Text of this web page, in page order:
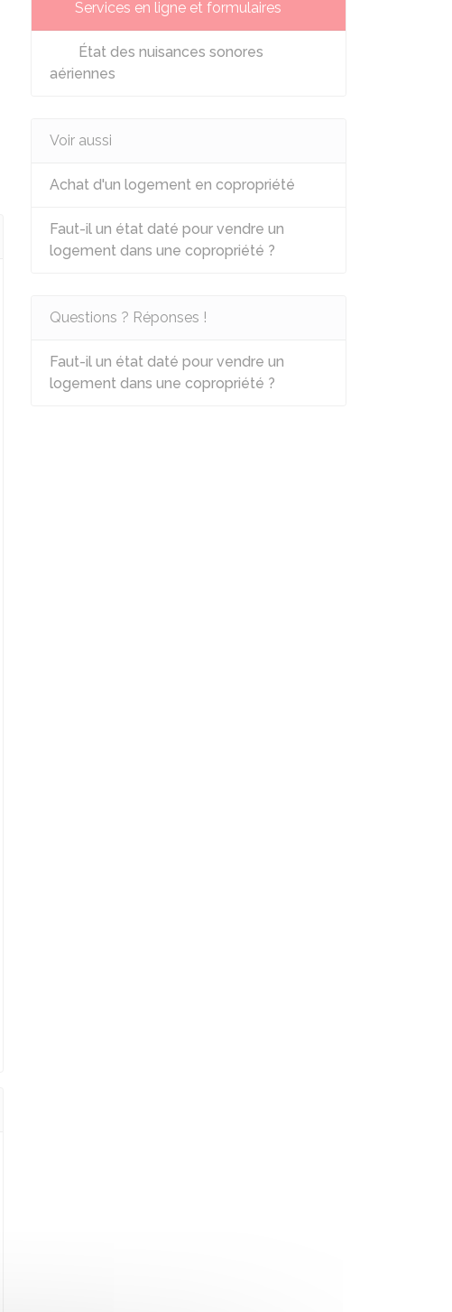
Services en ligne et formulaires
État des nuisances sonores
aériennes
Voir aussi
Achat d'un logement en copropriété
Faut-il un état daté pour vendre un
logement dans une copropriété ?
Questions ? Réponses !
Faut-il un état daté pour vendre un
logement dans une copropriété ?